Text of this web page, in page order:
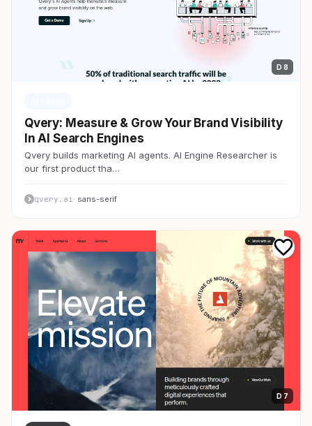
D 8
Qvery: Measure & Grow Your Brand Visibility
In AI Search Engines
Qvery builds marketing AI agents. AI Engine Researcher is
our first product tha…
qvery.ai · sans-serif
D 7